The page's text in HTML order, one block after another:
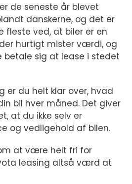
de seneste år blevet
danskerne, og det er
fleste ved, at biler er en
hurtigt mister værdi, og
betale sig at lease i stedet
er du helt klar over, hvad
bil hver måned. Det giver
at du ikke selv er
og vedligehold af bilen.
at være helt fri for
leasing altså værd at